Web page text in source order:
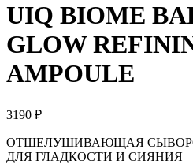
UIQ BIOME
GLOW
AMPOULE
3190 ₽
ОТШЕЛУШИВАЮЩАЯ
ДЛЯ ГЛАДКОСТИ И СИЯНИЯ